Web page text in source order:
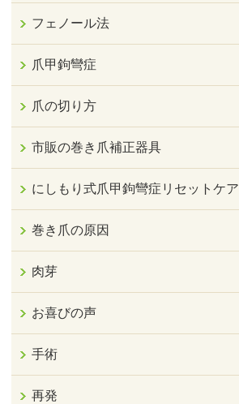
フェノール法
爪甲鉤彎症
爪の切り方
市販の巻き爪補正器具
にしもり式爪甲鉤彎症リセットケア
巻き爪の原因
肉芽
お喜びの声
手術
再発